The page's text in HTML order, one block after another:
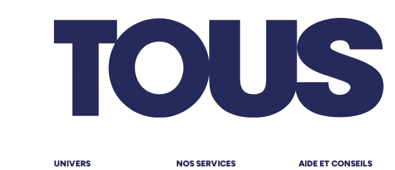
UNIVERS NOS SERVICES AIDE ET CONSEILS